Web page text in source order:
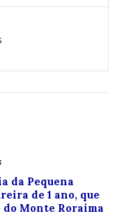
da Pequena
de 1 ano, que
Monte Roraima